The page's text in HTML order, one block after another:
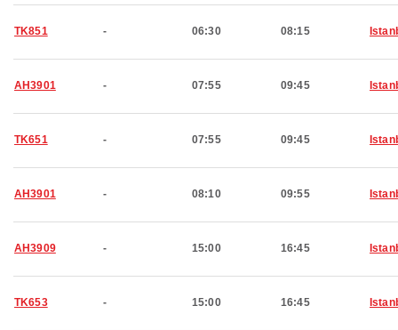
TK851 - 06:30 08:15
AH3901 - 07:55 09:45
TK651 - 07:55 09:45
AH3901 - 08:10 09:55
AH3909 - 15:00 16:45
TK653 - 15:00 16:45